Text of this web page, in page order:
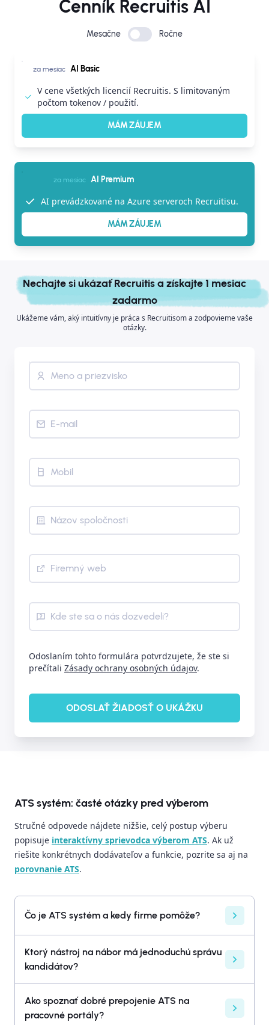
Cenník Recruitis AI
Mesačne Ročne
za mesiac AI Basic
V cene všetkých licencií Recruitis. S limitovaným
počtom tokenov / použití.
MÁM ZÁUJEM
za mesiac AI Premium
AI prevádzkované na Azure serveroch Recruitisu.
MÁM ZÁUJEM
Nechajte si ukázať Recruitis a získajte 1 mesiac
zadarmo
Ukážeme vám, aký intuitívny je práca s Recruitisom a zodpovieme vaše
otázky.
Meno a priezvisko
E-mail
Mobil
Názov spoločnosti
Firemný web
Kde ste sa o nás dozvedeli?
Odoslaním tohto formulára potvrdzujete, že ste si
prečítali Zásady ochrany osobných údajov.
ODOSLAŤ ŽIADOSŤ O UKÁŽKU
ATS systém: časté otázky pred výberom
Stručné odpovede nájdete nižšie, celý postup výberu
popisuje interaktívny sprievodca výberom ATS. Ak už
riešite konkrétnych dodávateľov a funkcie, pozrite sa aj na
porovnanie ATS.
Čo je ATS systém a kedy firme pomôže?
Ktorý nástroj na nábor má jednoduchú správu
kandidátov?
Ako spoznať dobré prepojenie ATS na
pracovné portály?